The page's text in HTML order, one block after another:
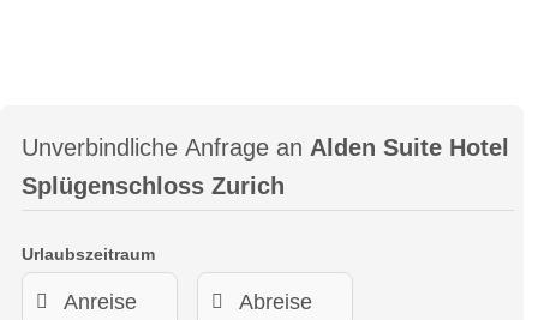
Unverbindliche Anfrage an Alden Suite Hotel
Splügenschloss Zurich
Urlaubszeitraum